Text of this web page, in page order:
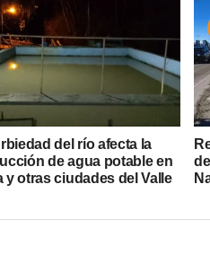
del río afecta la
de agua potable en
y otras ciudades del Valle